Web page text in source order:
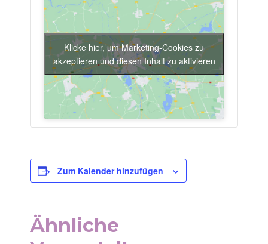
Klicke hier, um Marketing-Cookies zu
akzeptieren und diesen Inhalt zu aktivieren
Zum Kalender hinzufügen
Ähnliche